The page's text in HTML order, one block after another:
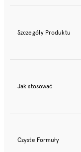
Szczegóły Produktu
Jak stosować
Czyste Formuły